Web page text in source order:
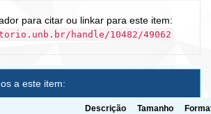
para citar ou linkar para este item:
handle/10482/49062
a este item:
Descrição Tamanho